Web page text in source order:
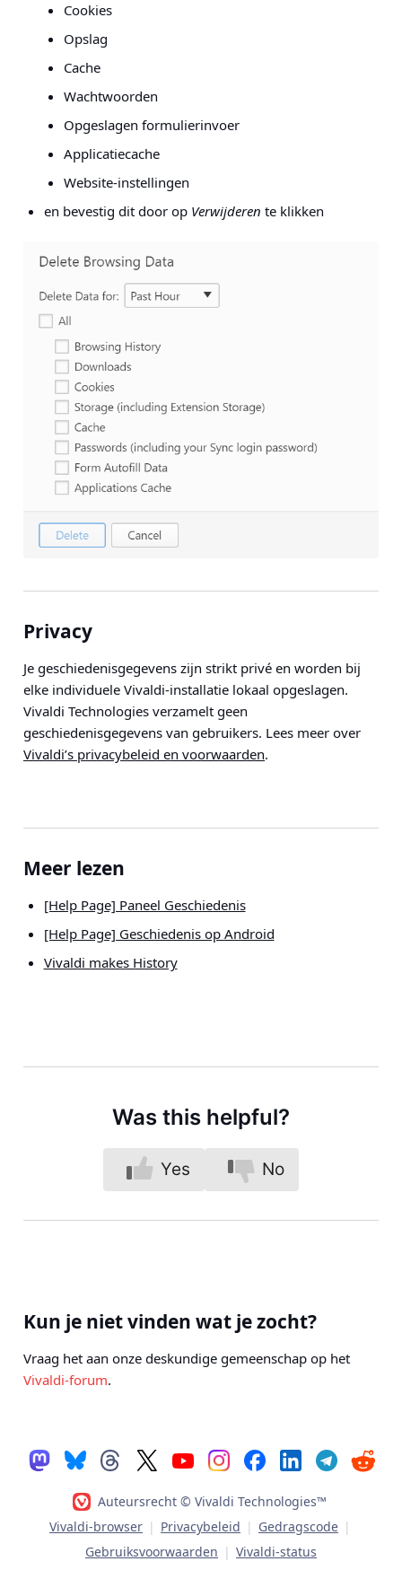
Cookies
Opslag
Cache
Wachtwoorden
Opgeslagen formulierinvoer
Applicatiecache
Website-instellingen
en bevestig dit door op Verwijderen te klikken
Privacy
Je geschiedenisgegevens zijn strikt privé en worden bij
elke individuele Vivaldi-installatie lokaal opgeslagen.
Vivaldi Technologies verzamelt geen
geschiedenisgegevens van gebruikers. Lees meer over
Vivaldi’s privacybeleid en voorwaarden.
Meer lezen
[Help Page] Paneel Geschiedenis
[Help Page] Geschiedenis op Android
Vivaldi makes History
Was this helpful?
Yes No
Kun je niet vinden wat je zocht?
Vraag het aan onze deskundige gemeenschap op het
Vivaldi-forum.
Auteursrecht © Vivaldi Technologies™
Vivaldi-browser | Privacybeleid | Gedragscode |
Gebruiksvoorwaarden | Vivaldi-status